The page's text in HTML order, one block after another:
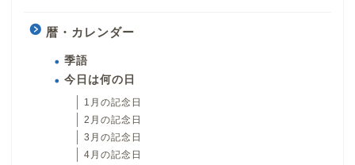
暦・カレンダー
季語
今日は何の日
1月の記念日
2月の記念日
3月の記念日
4月の記念日